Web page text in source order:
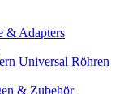
& Adapters
Universal Röhren
& Zubehör